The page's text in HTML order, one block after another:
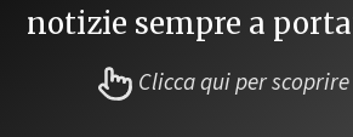
notizie sempre a
Clicca qui per